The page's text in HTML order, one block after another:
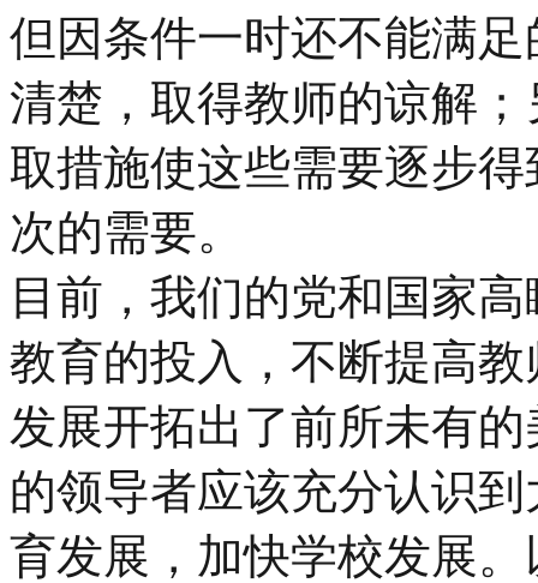
但因条件一时还不能满
清楚，取得教师的谅解
取措施使这些需要逐步
次的需要。
目前，我们的党和国家
教育的投入，不断提高
发展开拓出了前所未有
的领导者应该充分认识
育发展，加快学校发展